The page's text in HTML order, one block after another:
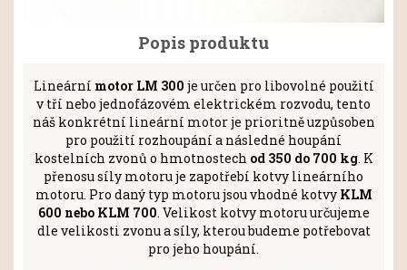
Popis produktu
Lineární motor LM 300 je určen pro libovolné použití
v tří nebo jednofázovém elektrickém rozvodu, tento
náš konkrétní lineární motor je prioritně uzpůsoben
pro použití rozhoupání a následné houpání
kostelních zvonů o hmotnostech od 350 do 700 kg. K
přenosu síly motoru je zapotřebí kotvy lineárního
motoru. Pro daný typ motoru jsou vhodné kotvyKLM
600 nebo KLM 700. Velikost kotvy motoru určujeme
dle velikosti zvonu a síly, kterou budeme potřebovat
pro jeho houpání.